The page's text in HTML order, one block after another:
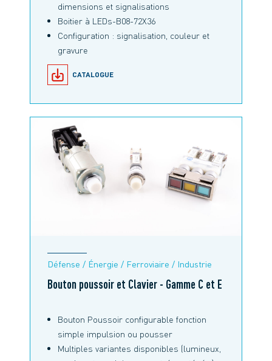
dimensions et signalisations
Boitier à LEDs-B08-72X36
Configuration : signalisation, couleur et
gravure
CATALOGUE
Défense / Énergie / Ferroviaire / Industrie
Bouton poussoir et Clavier - Gamme C et E
Bouton Poussoir configurable fonction
simple impulsion ou pousser
Multiples variantes disponibles (lumineux,